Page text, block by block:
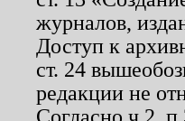
журналов,
Доступ к
ст. 24
редакции не
Согласно ч.2.